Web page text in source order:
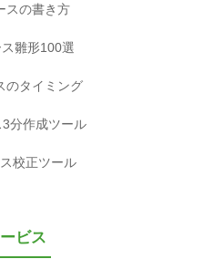
スの書き方
雛形100選
のタイミング
分作成ツール
校正ツール
ビス